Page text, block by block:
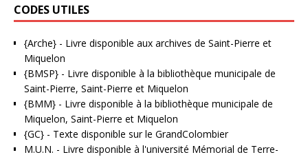
CODES UTILES
{Arche} - Livre disponible aux archives de Saint-Pierre et
Miquelon
{BMSP} - Livre disponible à la bibliothèque municipale de
Saint-Pierre, Saint-Pierre et Miquelon
{BMM} - Livre disponible à la bibliothèque municipale de
Miquelon, Saint-Pierre et Miquelon
{GC} - Texte disponible sur le GrandColombier
M.U.N. - Livre disponible à l'université Mémorial de Terre-